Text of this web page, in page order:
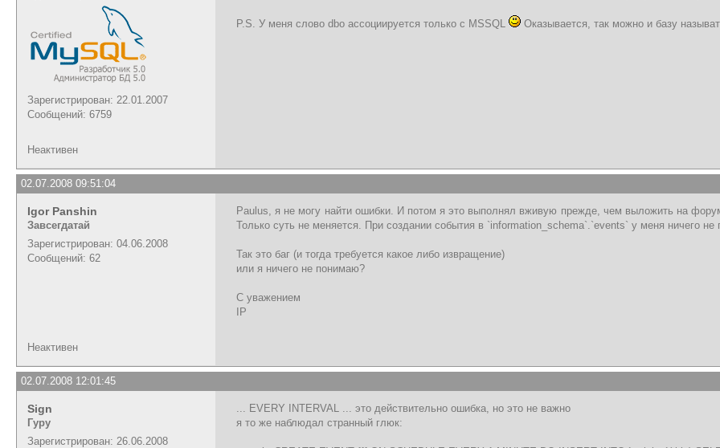
Зарегистрирован: 22.01.2007
Сообщений: 6759
P.S. У меня слово dbo ассоциируется только с MSSQL Оказывается, так можно и базу
Неактивен
02.07.2008 09:51:04
Igor Panshin
Завсегдатай
Зарегистрирован: 04.06.2008
Сообщений: 62
Paulus, я не могу найти ошибки. И потом я это выполнял вживую прежде, чем выложить на
Только суть не меняется. При создании события в `information_schema`.`events` у меня ничего
Так это баг (и тогда требуется какое либо извращение)
или я ничего не понимаю?
С уважением
IP
Неактивен
02.07.2008 12:01:45
Sign
Гуру
Зарегистрирован: 26.06.2008
... EVERY INTERVAL ... это действительно ошибка, но это не важно
я то же наблюдал странный глюк: